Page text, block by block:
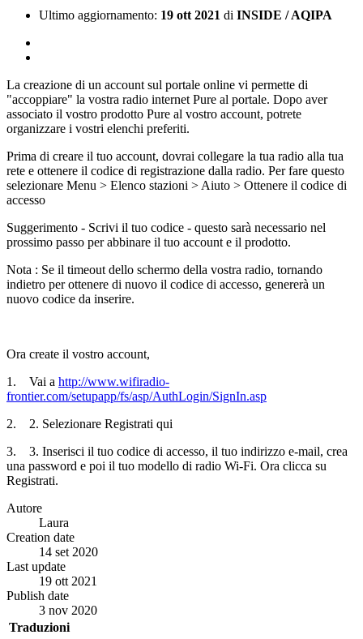
Ultimo aggiornamento: 19 ott 2021 di INSIDE / AQIPA
La creazione di un account sul portale online vi permette di
"accoppiare" la vostra radio internet Pure al portale. Dopo aver
associato il vostro prodotto Pure al vostro account, potrete
organizzare i vostri elenchi preferiti.
Prima di creare il tuo account, dovrai collegare la tua radio alla tua
rete e ottenere il codice di registrazione dalla radio. Per fare questo
selezionare Menu > Elenco stazioni > Aiuto > Ottenere il codice di
accesso
Suggerimento - Scrivi il tuo codice - questo sarà necessario nel
prossimo passo per abbinare il tuo account e il prodotto.
Nota : Se il timeout dello schermo della vostra radio, tornando
indietro per ottenere di nuovo il codice di accesso, genererà un
nuovo codice da inserire.
Ora create il vostro account,
1. Vai a http://www.wifiradio-
frontier.com/setupapp/fs/asp/AuthLogin/SignIn.asp
2. 2. Selezionare Registrati qui
3. 3. Inserisci il tuo codice di accesso, il tuo indirizzo e-mail, crea
una password e poi il tuo modello di radio Wi-Fi. Ora clicca su
Registrati.
Autore
Laura
Creation date
14 set 2020
Last update
19 ott 2021
Publish date
3 nov 2020
Traduzioni